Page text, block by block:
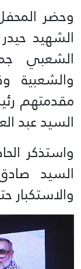
وحضر
الشهيد
الشعبي
والشعبية
مقدمتهم
السيد عبد
واستذكر
السيد